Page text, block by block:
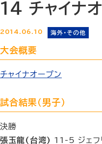
14 チャイナ
2014.06.10 海外・その他
大会概要
チャイナオープン
試合結果（男子）
決勝
張玉龍(台湾) 11-5 ジェフ